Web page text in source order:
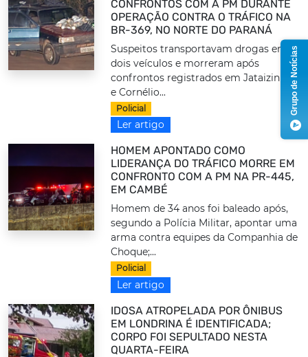
CONFRONTOS COM A PM DURANTE
OPERAÇÃO CONTRA O TRÁFICO NA
BR-369, NO NORTE DO PARANÁ
Suspeitos transportavam drogas em
dois veículos e morreram após
confrontos registrados em Jataizinho
e Cornélio...
Policial
Ler artigo
HOMEM APONTADO COMO
LIDERANÇA DO TRÁFICO MORRE EM
CONFRONTO COM A PM NA PR-445,
EM CAMBÉ
Homem de 34 anos foi baleado após,
segundo a Polícia Militar, apontar uma
arma contra equipes da Companhia de
Choque;...
Policial
Ler artigo
IDOSA ATROPELADA POR ÔNIBUS
EM LONDRINA É IDENTIFICADA;
CORPO FOI SEPULTADO NESTA
QUARTA-FEIRA
Grupo de Notícias